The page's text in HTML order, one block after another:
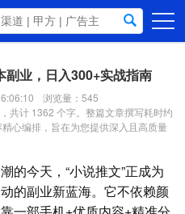
业，日入300+实战指南
浏览量：545
共计 1362 个字。整篇文章撰写耗时约
心编排，旨在为您提供深入且高质量
的今天，“小说推文”正成为
的副业新蓝海。它不依赖颜